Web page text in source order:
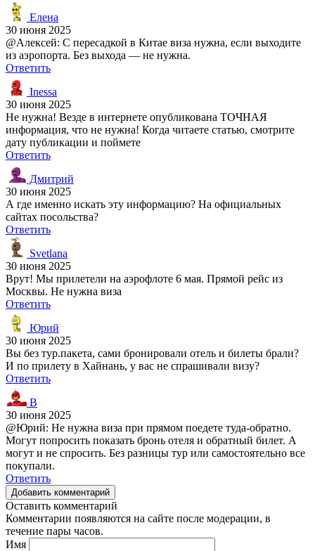
Елена
30 июня 2025
@Алексей: С пересадкой в Китае виза нужна, если выходите
из аэропорта. Без выхода — не нужна.
Ответить
Inessa
30 июня 2025
Не нужна! Везде в интернете опубликована ТОЧНАЯ
информация, что не нужна! Когда читаете статью, смотрите
дату публикации и поймете
Ответить
Дмитрий
30 июня 2025
А где именно искать эту информацию? На официальных
сайтах посольства?
Ответить
Svetlana
30 июня 2025
Врут! Мы прилетели на аэрофлоте 6 мая. Прямой рейс из
Москвы. Не нужна виза
Ответить
Юрий
30 июня 2025
Вы без тур.пакета, сами бронировали отель и билеты брали?
И по прилету в Хайнань, у вас не спрашивали визу?
Ответить
В
30 июня 2025
@Юрий: Не нужна виза при прямом поедете туда-обратно.
Могут попросить показать бронь отеля и обратный билет. А
могут и не спросить. Без разницы тур или самостоятельно все
покупали.
Ответить
Добавить комментарий
Оставить комментарий
Комментарии появляются на сайте после модерации, в
течение пары часов.
Имя